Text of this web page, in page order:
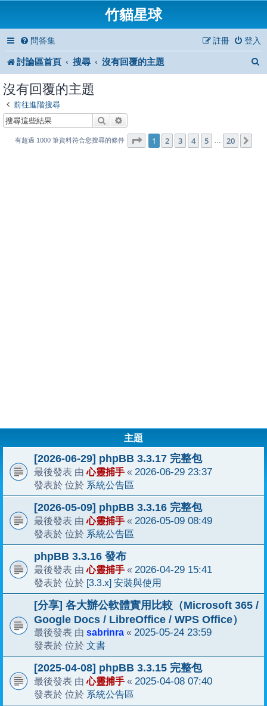
竹貓星球
問答集 登入
註冊
討論區首頁 搜尋 沒有回覆的主題
沒有回覆的主題
前往進階搜尋
搜尋
有超過 1000 筆資料符合您搜尋的條件 第1 頁 (共 20頁)
1 2 3 4 5 … 20
主題
[2026-06-29] phpBB 3.3.17 完整包
最後發表 由心靈捕手 « 2026-06-29 23:37
發表於 位於 系統公告區
[2026-05-09] phpBB 3.3.16 完整包
最後發表 由心靈捕手 « 2026-05-09 08:49
發表於 位於 系統公告區
phpBB 3.3.16 發布
最後發表 由心靈捕手 « 2026-04-29 15:41
發表於 位於 [3.3.x] 安裝與使用
[分享] 各大辦公軟體實用比較（Microsoft 365 /
Google Docs / LibreOffice / WPS Office）
最後發表 由 sabrinra « 2025-05-24 23:59
發表於 位於 文書
[2025-04-08] phpBB 3.3.15 完整包
最後發表 由心靈捕手 « 2025-04-08 07:40
發表於 位於 系統公告區